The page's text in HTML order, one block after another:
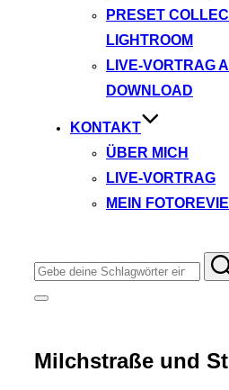
PRESET
LIGHTROOM
LIVE-VORTRAG
DOWNLOAD
KONTAKT
ÜBER MICH
LIVE-VORTRAG
MEIN
Suchen
nach:
Seitenleiste
Milchstraße und